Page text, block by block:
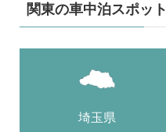
関東の車中泊スポット
埼玉県